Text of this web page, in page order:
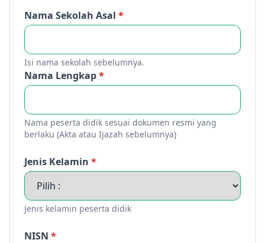
Nama Sekolah Asal *
Isi nama sekolah sebelumnya.
Nama Lengkap*
Nama peserta didik sesuai dokumen resmi yang
berlaku (Akta atau Ijazah sebelumnya)
Jenis Kelamin *
Jenis kelamin peserta didik
NISN *